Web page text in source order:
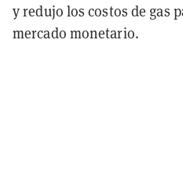
y redujo los costos de gas
mercado monetario.